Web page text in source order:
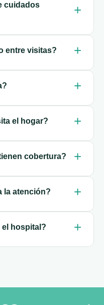
cuidados
entre visitas?
el hogar?
cobertura?
la atención?
el hospital?